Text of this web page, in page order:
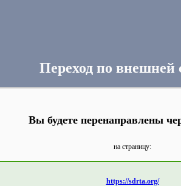
Переход по внешней
Вы будете перенаправлены
на страницу:
https://sdrta.org/